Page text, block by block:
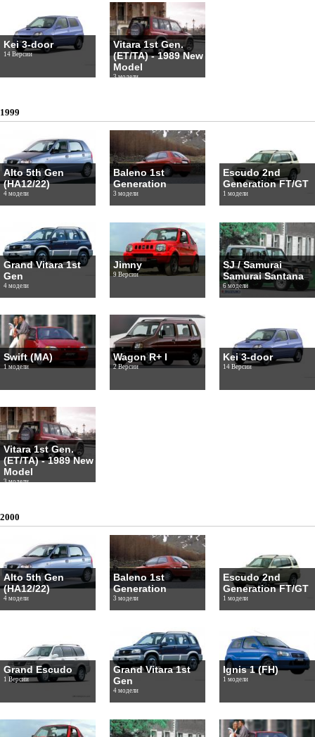
Kei 3-door
14 Версии
Vitara 1st Gen.
(ET/TA) - 1989 New
Model
3 модели
1999
Alto 5th Gen
(HA12/22)
4 модели
Baleno 1st
Generation
3 модели
Escudo 2nd
Generation FT/GT
1 модели
Grand Vitara 1st
Gen
4 модели
Jimny
9 Версии
SJ / Samurai
Samurai Santana
6 модели
Swift (MA)
1 модели
Wagon R+ I
2 Версии
Kei 3-door
14 Версии
Vitara 1st Gen.
(ET/TA) - 1989 New
Model
3 модели
2000
Alto 5th Gen
(HA12/22)
4 модели
Baleno 1st
Generation
3 модели
Escudo 2nd
Generation FT/GT
1 модели
Grand Escudo
1 Версии
Grand Vitara 1st
Gen
4 модели
Ignis 1 (FH)
1 модели